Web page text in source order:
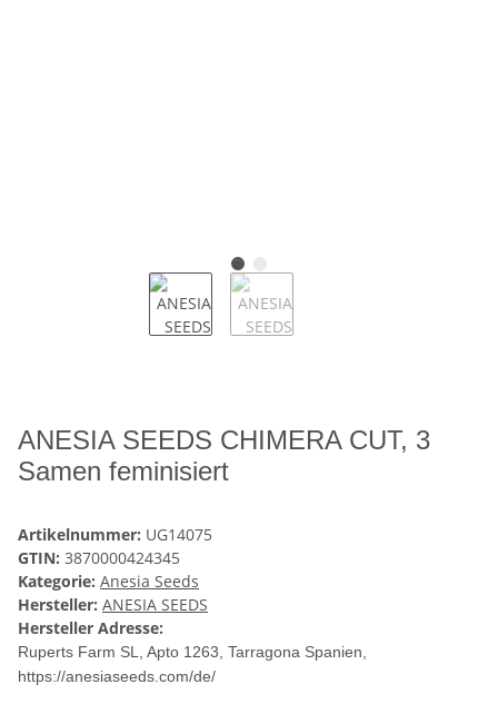
ANESIA SEEDS CHIMERA CUT, 3
Samen feminisiert
Artikelnummer: UG14075
GTIN: 3870000424345
Kategorie: Anesia Seeds
Hersteller: ANESIA SEEDS
Hersteller Adresse:
Ruperts Farm SL, Apto 1263, Tarragona Spanien,
https://anesiaseeds.com/de/